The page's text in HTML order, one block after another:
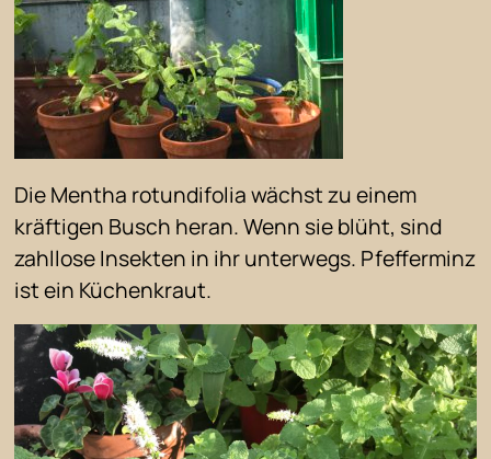
Die Mentha rotundifolia wächst zu einem
kräftigen Busch heran. Wenn sie blüht, sind
zahllose Insekten in ihr unterwegs. Pfefferminz
ist ein Küchenkraut.